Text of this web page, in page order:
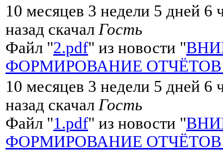
10 месяцев 3 недели 5 дней 6
назад скачал Гость
Файл "2.pdf" из новости "
ФОРМИРОВАНИЕ ОТЧЁТОВ
10 месяцев 3 недели 5 дней 6
назад скачал Гость
Файл "1.pdf" из новости "
ФОРМИРОВАНИЕ ОТЧЁТОВ